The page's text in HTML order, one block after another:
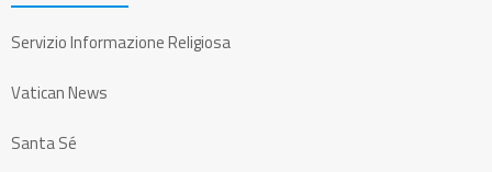
Servizio Informazione Religiosa
Vatican News
Santa Sé